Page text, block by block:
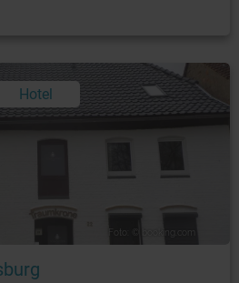
Hotel
Foto: © booking.com